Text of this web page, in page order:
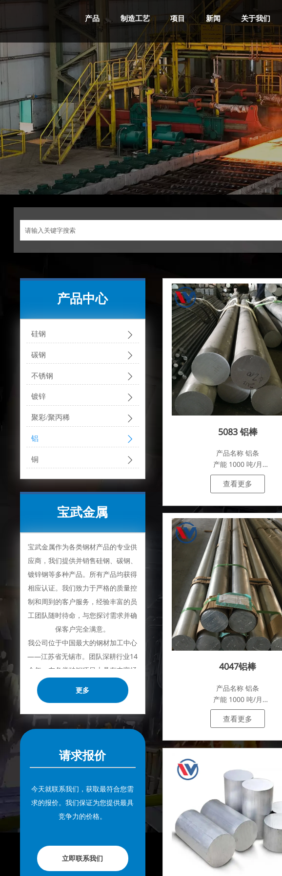
产品 制造工艺 项目 新闻 关于我们
产品中心
硅钢 
碳钢 
不锈钢 
镀锌 
聚彩/聚丙稀 
铝 
铜 
宝武金属
宝武金属作为各类钢材产品的专业供
应商，我们提供并销售硅钢、碳钢、
镀锌钢等多种产品。所有产品均获得
相应认证。我们致力于严格的质量控
制和周到的客户服务，经验丰富的员
工团队随时待命，与您探讨需求并确
保客户完全满意。
我公司位于中国最大的钢材加工中心
——江苏省无锡市。团队深耕行业14
余年，在各类硅钢项目上具有丰富经
验，熟悉CE、SGS等多种硅钢标准。
我们可根据特殊需求进行设计定制，
目前我们已逐步扩展至五座专业配送
建筑、工程及通用制造业提供专业服
务。
更多
请求报价
今天就联系我们，获取最符合您需
求的报价。我们保证为您提供最具
竞争力的价格。
立即联系我们
5083 铝棒
产品名称 铝条
产能 1000 吨/月
.
查看更多
4047铝棒
产品名称 铝条
产能 1000 吨/月
.
查看更多